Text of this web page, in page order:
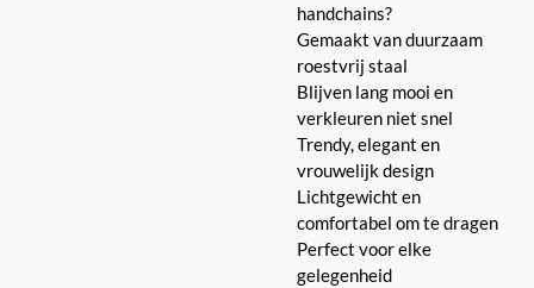
handchains?
Gemaakt van duurzaam
roestvrij staal
Blijven lang mooi en
verkleuren niet snel
Trendy, elegant en
vrouwelijk design
Lichtgewicht en
comfortabel om te dragen
Perfect voor elke
gelegenheid